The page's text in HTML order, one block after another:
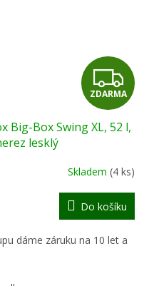
Z
D
A
R
M
A
ZDARMA
Big-Box Swing XL, 52 l,
lesklý
Skladem (4 ks)
Do košíku
dáme záruku na 10 let a